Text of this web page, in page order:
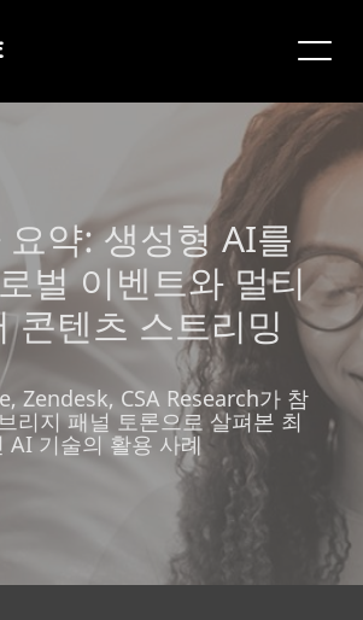
약: 생성형 AI를
벌 이벤트와 멀티
콘텐츠 스트리밍
Zendesk, CSA Research가 참
리지 패널 토론으로 살펴본 최
AI 기술의 활용 사례